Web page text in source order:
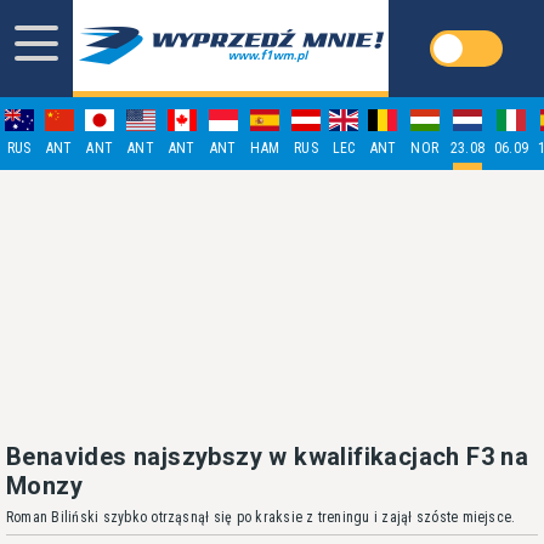
RUS ANT ANT ANT ANT ANT HAM RUS LEC ANT NOR 23.08 06.09
Benavides najszybszy w kwalifikacjach F3 na
Monzy
Roman Biliński szybko otrząsnął się po kraksie z treningu i zajął szóste miejsce.